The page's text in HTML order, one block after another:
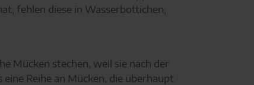
fehlen diese in Wasserbottichen,
Mücken stechen, weil sie nach der
Reihe an Mücken, die überhaupt